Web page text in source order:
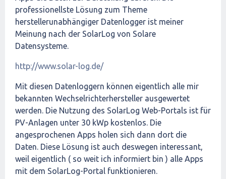
professionellste Lösung zum Theme
herstellerunabhängiger Datenlogger ist meiner
Meinung nach der SolarLog von Solare
Datensysteme.
http://www.solar-log.de/
Mit diesen Datenloggern können eigentlich alle mir
bekannten Wechselrichterhersteller ausgewertet
werden. Die Nutzung des SolarLog Web-Portals ist für
PV-Anlagen unter 30 kWp kostenlos. Die
angesprochenen Apps holen sich dann dort die
Daten. Diese Lösung ist auch deswegen interessant,
weil eigentlich ( so weit ich informiert bin ) alle Apps
mit dem SolarLog-Portal funktionieren.